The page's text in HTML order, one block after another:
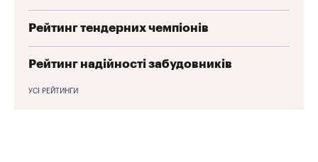
Рейтинг тендерних чемпіонів
Рейтинг надійності забудовників
УСІ РЕЙТИНГИ